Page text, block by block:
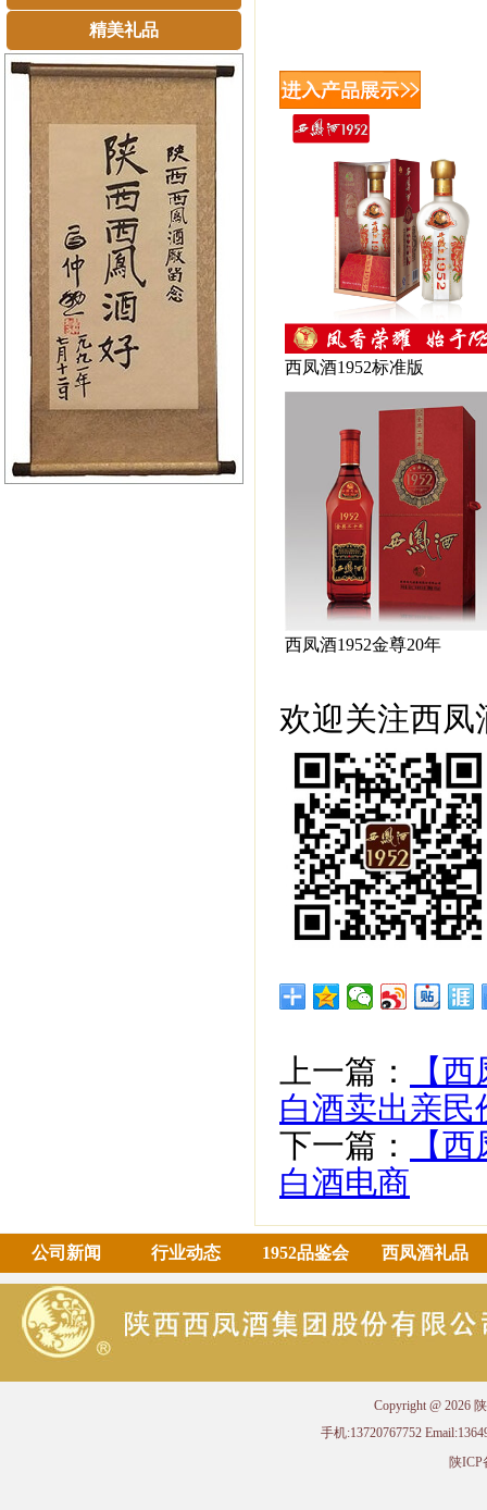
精美礼品
西凤酒1952标准版
西凤酒1952金尊20年
欢迎关注西凤
上一篇：
【
白酒卖出亲民
下一篇：
【
白酒电商
公司新闻 行业动态 1952品鉴会 西凤酒礼品
Copyright @ 2026
手机:13720767752
陕ICP